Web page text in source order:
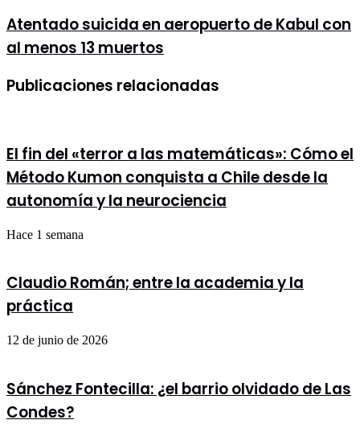
bio)
Cuando
el
es
un
periodismo
Atentado
suicida
en
de
Kabul
13
muertos
Atentado suicida en aeropuerto de Kabul con
al menos 13 muertos
Publicaciones relacionadas
El fin del «terror a las matemáticas»: Cómo el
Método Kumon conquista a Chile desde la
autonomía y la neurociencia
Hace 1 semana
Claudio Román; entre la academia y la
práctica
12 de junio de 2026
Sánchez Fontecilla: ¿el barrio olvidado de Las
Condes?